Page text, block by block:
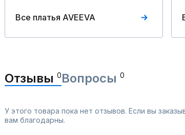
Все платья AVEEVA
Отзывы 0Вопросы 0
У этого товара пока нет отзывов. Если вы
вам благодарны.